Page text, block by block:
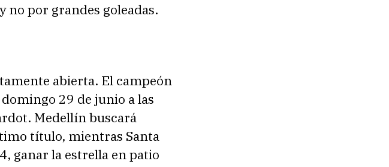
no por grandes goleadas.
abierta. El campeón
29 de junio a las
Medellín buscará
título, mientras Santa
ganar la estrella en patio